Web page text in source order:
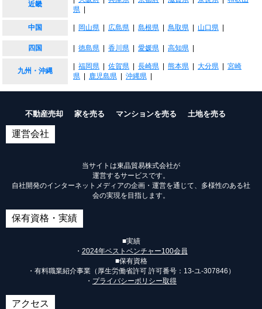
近畿
県
中国 岡山県 広島県 島根県 鳥取県 山口県
四国 徳島県 香川県 愛媛県 高知県
九州・沖縄
福岡県 佐賀県 長崎県 熊本県 大分県
宮崎
県
鹿児島県 沖縄県
不動産売却 家を売る マンションを売る 土地を売る
運営会社
当サイトは東晶貿易株式会社が
運営するサービスです。
自社開発のインターネットメディアの企画・運営を通じて、多様性のある社
会の実現を目指します。
保有資格・実績
■実績
・ 2024年ベストベンチャー100会員
■保有資格
・有料職業紹介事業（厚生労働省許可 許可番号： 13-ユ-307846 ）
・ プライバシーポリシー取得
アクセス